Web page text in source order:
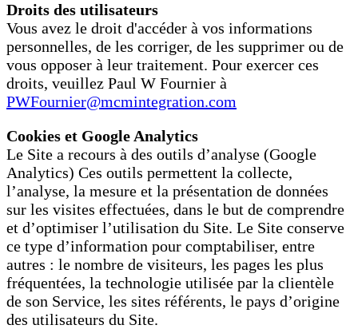
Droits des utilisateurs
Vous avez le droit d'accéder à vos informations
personnelles, de les corriger, de les supprimer ou de
vous opposer à leur traitement. Pour exercer ces
droits, veuillez Paul W Fournier à
PWFournier@mcmintegration.com
Cookies et Google Analytics
Le Site a recours à des outils d’analyse (Google
Analytics) Ces outils permettent la collecte,
l’analyse, la mesure et la présentation de données
sur les visites effectuées, dans le but de comprendre
et d’optimiser l’utilisation du Site. Le Site conserve
ce type d’information pour comptabiliser, entre
autres : le nombre de visiteurs, les pages les plus
fréquentées, la technologie utilisée par la clientèle
de son Service, les sites référents, le pays d’origine
des utilisateurs du Site.